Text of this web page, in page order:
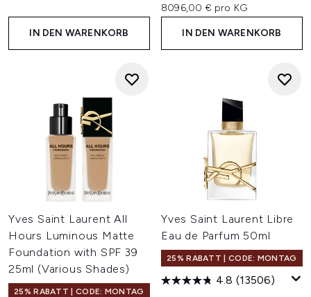
IN DEN WARENKORB
8096,00 € pro KG
IN DEN WARENKORB
Yves Saint Laurent All
Hours Luminous Matte
Foundation with SPF 39
25ml (Various Shades)
25% RABATT | CODE: MONTAG
Yves Saint Laurent Libre
Eau de Parfum 50ml
25% RABATT | CODE: MONTAG
4.8 (13506)